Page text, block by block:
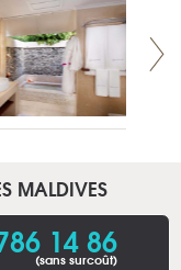
MALDIVES
14 86
(sans surcoût)